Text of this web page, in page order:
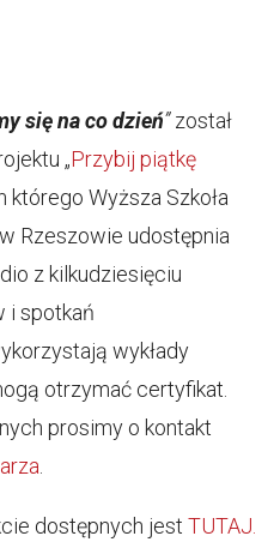
się na co dzień”został
„Przybij piątkę
którego Wyższa Szkoła
Rzeszowie udostępnia
z kilkudziesięciu
i spotkań
wykłady
otrzymać certyfikat.
prosimy o kontakt
dostępnych jest TUTAJ.